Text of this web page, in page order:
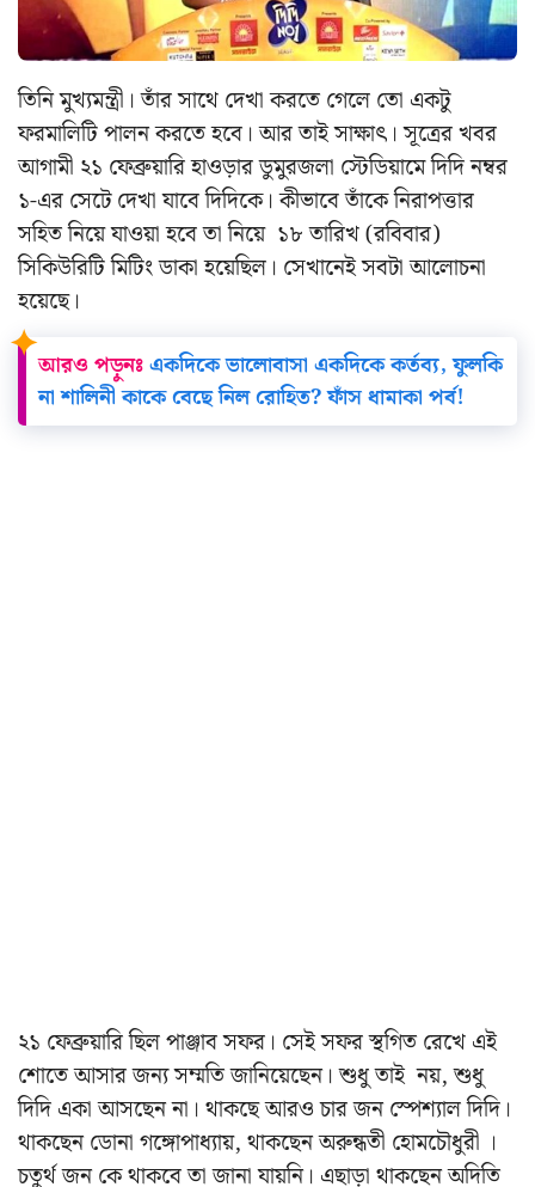
তিনি মুখ্যমন্ত্রী। তাঁর সাথে দেখা করতে গেলে তো একটু
ফরমালিটি পালন করতে হবে। আর তাই সাক্ষাৎ। সূত্রের খবর
আগামী ২১ ফেব্রুয়ারি হাওড়ার ডুমুরজলা স্টেডিয়ামে দিদি নম্বর
১-এর সেটে দেখা যাবে দিদিকে। কীভাবে তাঁকে নিরাপত্তার
সহিত নিয়ে যাওয়া হবে তা নিয়ে ১৮ তারিখ (রবিবার)
সিকিউরিটি মিটিং ডাকা হয়েছিল। সেখানেই সবটা আলোচনা
হয়েছে।
আরও পড়ুনঃএকদিকে ভালোবাসা একদিকে কর্তব্য, ফুলকি
না শালিনী কাকে বেছে নিল রোহিত? ফাঁস ধামাকা পর্ব!
২১ ফেব্রুয়ারি ছিল পাঞ্জাব সফর। সেই সফর স্থগিত রেখে এই
শোতে আসার জন্য সম্মতি জানিয়েছেন। শুধু তাই নয়, শুধু
দিদি একা আসছেন না। থাকছে আরও চার জন স্পেশ্যাল দিদি।
থাকছেন ডোনা গঙ্গোপাধ্যায়, থাকছেন অরুন্ধতী হোমচৌধুরী ।
চতুর্থ জন কে থাকবে তা জানা যায়নি। এছাড়া থাকছেনঅদিতি